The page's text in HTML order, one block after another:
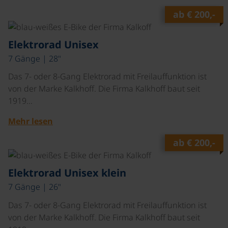
ab € 200,-
Elektrorad Unisex
7 Gänge | 28"
Das 7- oder 8-Gang Elektrorad mit Freilauffunktion ist
von der Marke Kalkhoff. Die Firma Kalkhoff baut seit
1919…
Mehr lesen
ab € 200,-
Elektrorad Unisex klein
7 Gänge | 26"
Das 7- oder 8-Gang Elektrorad mit Freilauffunktion ist
von der Marke Kalkhoff. Die Firma Kalkhoff baut seit